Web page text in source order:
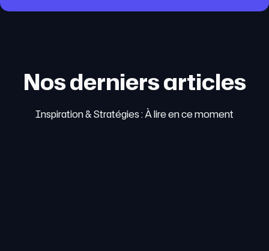
Nos derniers articles
Inspiration & Stratégies : À lire en ce moment